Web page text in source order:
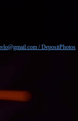
/ DepositPhotos